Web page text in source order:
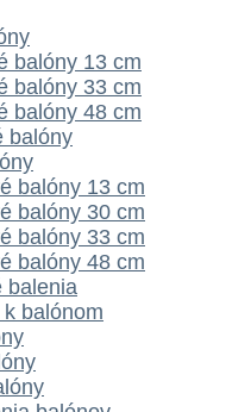
balóny 13 cm
balóny 33 cm
balóny 48 cm
balóny
balóny 13 cm
balóny 30 cm
balóny 33 cm
balóny 48 cm
balenia
balónom